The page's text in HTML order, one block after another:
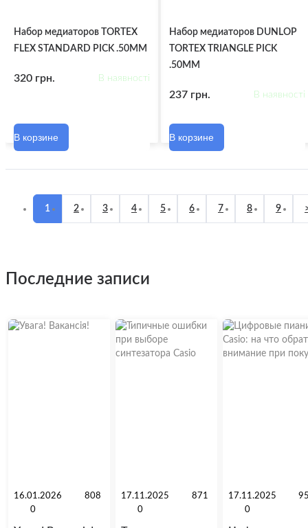
Набор медиаторов TORTEX
FLEX STANDARD PICK .50MM
320 грн. В наявності
В корзине
Набор медиаторов DUNLOP
TORTEX TRIANGLE PICK
.50MM
237 грн. В наявності
В корзине
1 2 3 4 5 6 7 8 9
последние записи
16.01.2026
808
0
17.11.2025
871
0
17.11.2025
0